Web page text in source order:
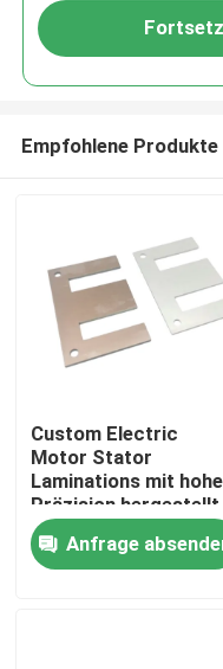
Haus
Empfohlene Produkte
Custom Electric
Motor Stator
Laminations mit
Präzision hergestellt,
um optimale
magnetische
und Langlebigkeit zu
Anfrage